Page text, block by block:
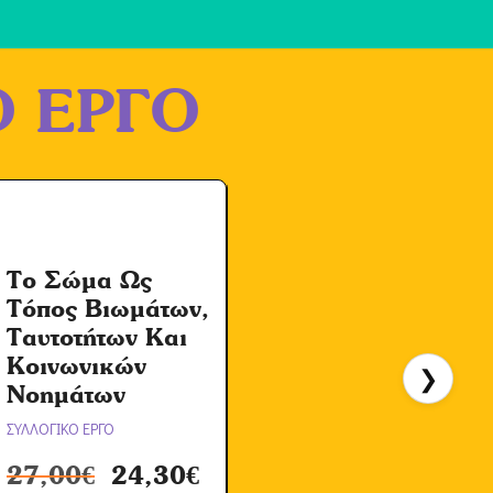
ΕΡΓΟ
Το Σώμα Ως
Τόπος Βιωμάτων,
Ταυτοτήτων Και
Κοινωνικών
Νοημάτων
ΣΥΛΛΟΓΙΚΟ ΕΡΓΟ
27,00€ 24,30€
❯